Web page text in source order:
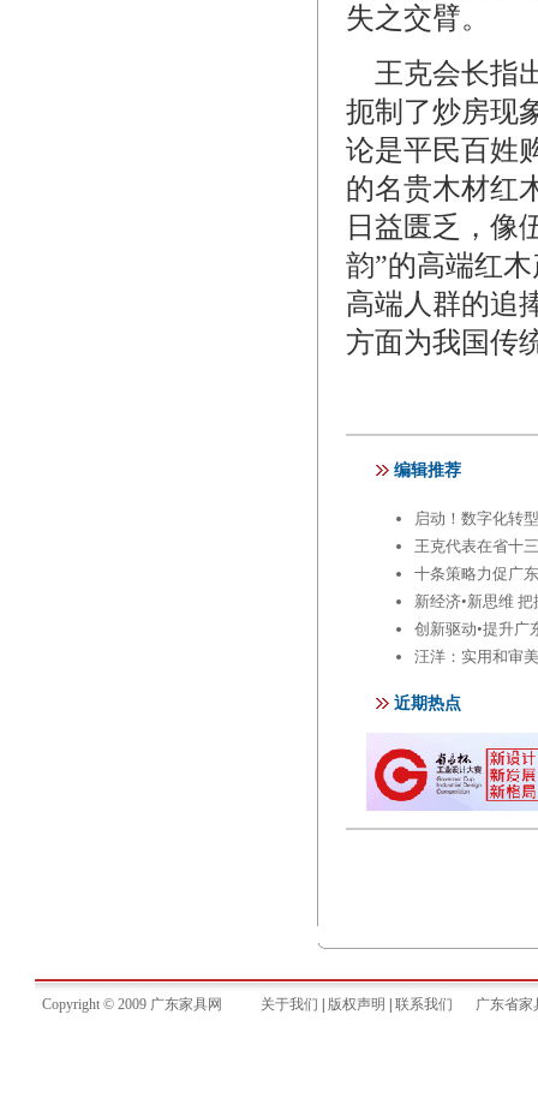
失之交臂。
王克会长指
扼制了炒房现
论是平民百姓
的名贵木材红
日益匮乏，像
韵”的高端红
高端人群的追
方面为我国传